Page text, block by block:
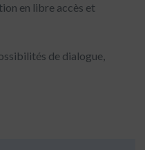
en libre accès et
de dialogue,